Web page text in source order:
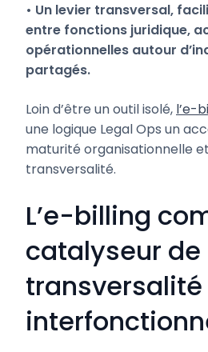
• Un levier transversal,
entre fonctions juridique,
opérationnelles autour
partagés.
Loin d’être un outil isolé, l’e-
une logique Legal Ops un
maturité organisationnelle
transversalité.
L’e-billing
catalyseur de
transversalité